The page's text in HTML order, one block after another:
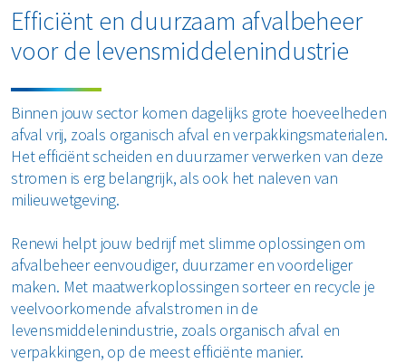
Restafval
Alle soorten afval
Efficiënt en duurzaam afvalbeheer
voor de levensmiddelenindustrie
Binnen jouw sector komen dagelijks grote hoeveelheden
afval vrij, zoals organisch afval en verpakkingsmaterialen.
Het efficiënt scheiden en duurzamer verwerken van deze
stromen is erg belangrijk, als ook het naleven van
milieuwetgeving.
Renewi helpt jouw bedrijf met slimme oplossingen om
afvalbeheer eenvoudiger, duurzamer en voordeliger
maken. Met maatwerkoplossingen sorteer en recycle je
veelvoorkomende afvalstromen in de
levensmiddelenindustrie, zoals organisch afval en
verpakkingen, op de meest efficiënte manier.